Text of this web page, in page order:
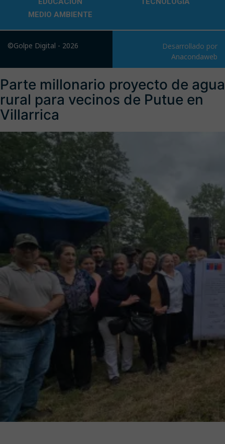
MEDIO AMBIENTE
©Golpe Digital - 2026
Desarrollado por
Anacondaweb
Parte millonario proyecto de agua
rural para vecinos de Putue en
Villarrica